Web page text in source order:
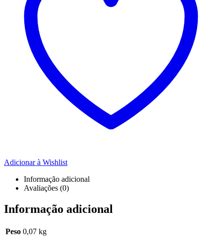
Adicionar à Wishlist
Informação adicional
Avaliações (0)
Informação adicional
Peso 0,07 kg